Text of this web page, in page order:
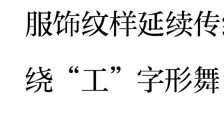
服饰纹样延续
绕“工”字形舞